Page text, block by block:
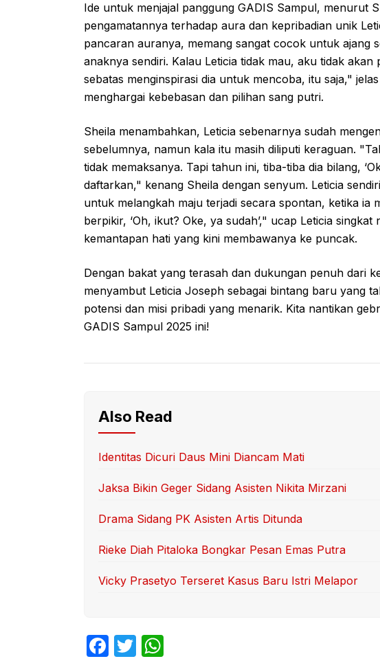
Ide untuk menjajal panggung GADIS Sampul, menurut
pengamatannya terhadap aura dan kepribadian unik
pancaran auranya, memang sangat cocok untuk ajang
anaknya sendiri. Kalau Leticia tidak mau, aku tidak
sebatas menginspirasi dia untuk mencoba, itu saja,"
menghargai kebebasan dan pilihan sang putri.
Sheila menambahkan, Leticia sebenarnya sudah
sebelumnya, namun kala itu masih diliputi keraguan.
tidak memaksanya. Tapi tahun ini, tiba-tiba dia bilang,
daftarkan," kenang Sheila dengan senyum. Leticia
untuk melangkah maju terjadi secara spontan, ketika ia
berpikir, ‘Oh, ikut? Oke, ya sudah’," ucap Leticia
kemantapan hati yang kini membawanya ke puncak.
Dengan bakat yang terasah dan dukungan penuh dari
menyambut Leticia Joseph sebagai bintang baru yang
potensi dan misi pribadi yang menarik. Kita nantikan
GADIS Sampul 2025 ini!
Also Read
Identitas Dicuri Daus Mini Diancam Mati
Jaksa Bikin Geger Sidang Asisten Nikita Mirzani
Drama Sidang PK Asisten Artis Ditunda
Rieke Diah Pitaloka Bongkar Pesan Emas Putra
Vicky Prasetyo Terseret Kasus Baru Istri Melapor
F
T